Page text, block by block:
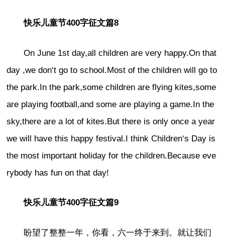
快乐儿童节400字征文篇8
On June 1st day,all children are very happy.On that
day ,we don‘t go to school.Most of the children will go to
the park.In the park,some children are flying kites,some
are playing football,and some are playing a game.In the
sky,there are a lot of kites.But there is only once a year
we will have this happy festival.I think Children‘s Day is
the most important holiday for the children.Because eve
rybody has fun on that day!
快乐儿童节400字征文篇9
盼望了整整一年，你看，六一终于来到。就让我们